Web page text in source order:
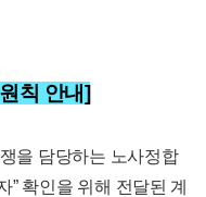
칙 안내]
을 담당하는 노사정합
” 확인을 위해 전달된 계